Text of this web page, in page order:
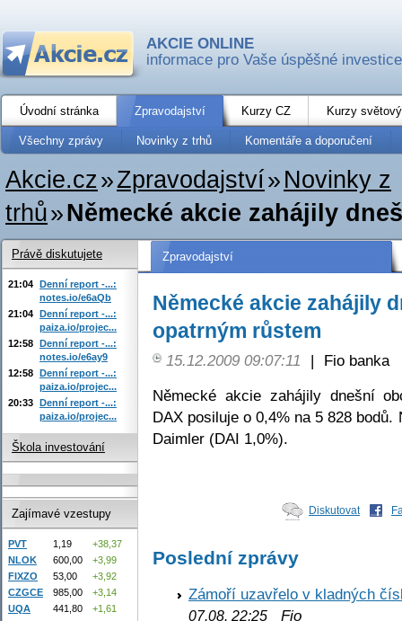
AKCIE ONLINE
informace pro Vaše úspěšné investice
Úvodní stránka Zpravodajství Kurzy CZ Kurzy
Všechny zprávy Novinky z trhů Komentáře a doporučení
Akcie.cz»Zpravodajství» Novinky z
trhů»Německé akcie zahájily
Zpravodajství
Německé akcie zahájily
opatrným růstem
15.12.2009 09:07:11 |
Fio banka
Německé akcie zahájily dnešní
DAX posiluje o 0,4% na 5 828
Daimler (DAI 1,0%).
Diskutovat
Poslední zprávy
Zámoří uzavřelo v kladných
07.08. 22:25 Fio
Právě diskutujete
21:04 Denní report -...:
notes.io/e6aQb
21:04 Denní report -...:
paiza.io/projec...
12:58 Denní report -...:
notes.io/e6ay9
12:58 Denní report -...:
paiza.io/projec...
20:33 Denní report -...:
paiza.io/projec...
Škola investování
Zajímavé vzestupy
PVT 1,19
+38,37
NLOK
600,00
+3,99
FIXZO
53,00
+3,92
CZGCE
985,00
+3,14
UQA
441,80 +1,61